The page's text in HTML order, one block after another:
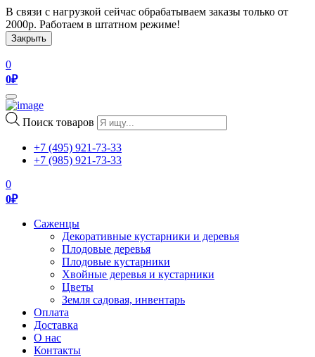
В связи с нагрузкой сейчас обрабатываем заказы только от
2000р. Работаем в штатном режиме!
Закрыть
0
0₽
Toggle
navigation
Поиск товаров
+7 (495) 921-73-33
+7 (985) 921-73-33
0
0₽
Саженцы
Декоративные кустарники и деревья
Плодовые деревья
Плодовые кустарники
Хвойные деревья и кустарники
Цветы
Земля садовая, инвентарь
Оплата
Доставка
О нас
Контакты